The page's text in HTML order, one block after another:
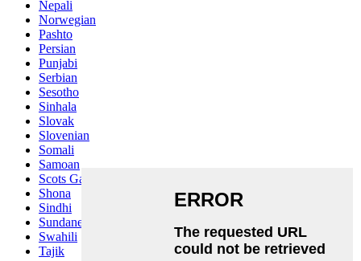
Nepali
Norwegian
Pashto
Persian
Punjabi
Serbian
Sesotho
Sinhala
Slovak
Slovenian
Somali
Samoan
Scots Gaelic
Shona
Sindhi
Sundanese
Swahili
Tajik